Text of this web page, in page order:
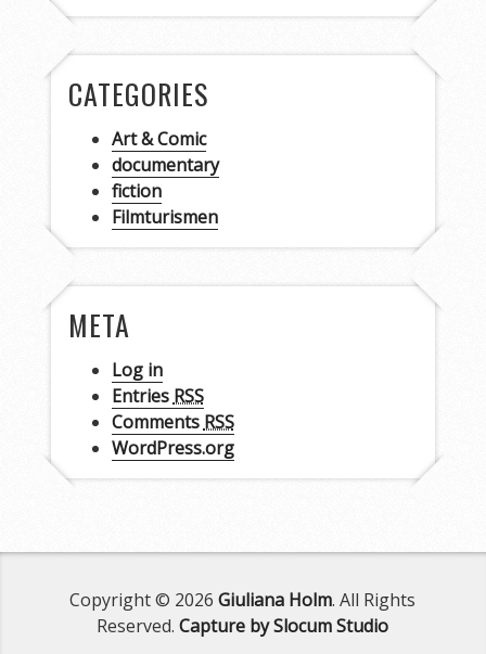
CATEGORIES
Art & Comic
documentary
fiction
Filmturismen
META
Log in
Entries RSS
Comments RSS
WordPress.org
Copyright © 2026Giuliana Holm. All Rights
Reserved.Capture by Slocum Studio